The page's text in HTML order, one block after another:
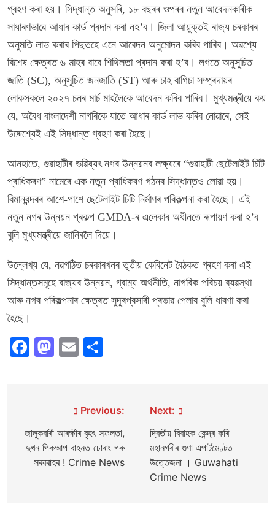
গ্ৰহণ কৰা হয়। সিদ্ধান্ত অনুসৰি, ১৮ বছৰৰ ওপৰৰ নতুন আবেদনকাৰীক
সাধাৰণভাৱে আধাৰ কাৰ্ড প্ৰদান কৰা নহ’ব। জিলা আয়ুক্তই ৰাজ্য চৰকাৰৰ
অনুমতি লাভ কৰাৰ পিছতহে এনে আবেদন অনুমোদন কৰিব পাৰিব। অৱশ্যে
বিশেষ ক্ষেত্ৰত ৬ মাহৰ বাবে শিথিলতা প্ৰদান কৰা হ’ব। লগতে অনুসূচিত
জাতি (SC), অনুসূচিত জনজাতি (ST) আৰু চাহ বাগিচা সম্প্ৰদায়ৰ
লোকসকলে ২০২৭ চনৰ মাৰ্চ মাহলৈকে আবেদন কৰিব পাৰিব। মুখ্যমন্ত্ৰীয়ে কয়
যে, অবৈধ বাংলাদেশী নাগৰিকে যাতে আধাৰ কাৰ্ড লাভ কৰিব নোৱাৰে, সেই
উদ্দেশ্যেই এই সিদ্ধান্ত গ্ৰহণ কৰা হৈছে।
আনহাতে, গুৱাহাটীৰ ভৱিষ্যৎ নগৰ উন্নয়নৰ লক্ষ্যৰে “গুৱাহাটী ছেটেলাইট চিটি
প্ৰাধিকৰণ” নামেৰে এক নতুন প্ৰাধিকৰণ গঠনৰ সিদ্ধান্তও লোৱা হয়।
বিমানবন্দৰৰ আশে-পাশে ছেটেলাইট চিটি নিৰ্মাণৰ পৰিকল্পনা কৰা হৈছে। এই
নতুন নগৰ উন্নয়ন প্ৰকল্প GMDA-ৰ এলেকাৰ অধীনতে ৰূপায়ণ কৰা হ’ব
বুলি মুখ্যমন্ত্ৰীয়ে জানিবলৈ দিয়ে।
উল্লেখ্য যে, নৱগঠিত চৰকাৰখনৰ তৃতীয় কেবিনেট বৈঠকত গ্ৰহণ কৰা এই
সিদ্ধান্তসমূহে ৰাজ্যৰ উন্নয়ন, গ্ৰাম্য অৰ্থনীতি, নাগৰিক পৰিচয় ব্যৱস্থা
আৰু নগৰ পৰিকল্পনাৰ ক্ষেত্ৰত সুদূৰপ্ৰসাৰী প্ৰভাৱ পেলাব বুলি ধাৰণা কৰা
হৈছে।
Facebook
Mastodon
Email
navigation
Previous:
জালুকবাৰী আৰক্ষীৰ বৃহৎ সফলতা,
দুখন পিকআপ বাহনত চোৰাং গৰু
সৰবৰাহৰ ! Crime News
Next:
দ্বিতীয় বিবাহক কেন্দ্ৰ কৰি
মহানগৰীৰ গুণা এপাৰ্টমেণ্টত
উত্তেজনা । Guwahati
Crime News